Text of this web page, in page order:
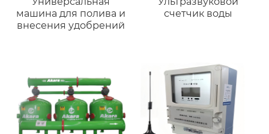
машина для полива и
внесения удобрений
счетчик воды